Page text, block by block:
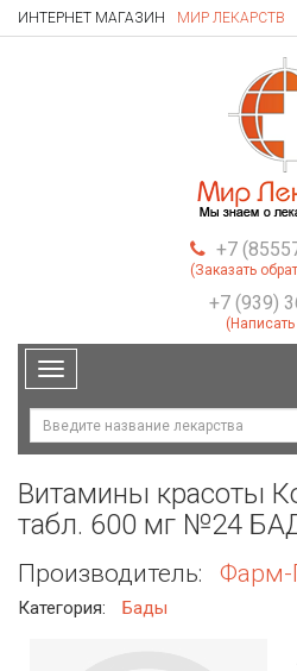
ИНТЕРНЕТ МАГАЗИН МИР ЛЕКАРСТВ
+7
(Заказать
+7 (939)
Toggle
navigation
Витамины красоты
табл. 600 мг №24
Производитель: Фарм-
Категория: Бады